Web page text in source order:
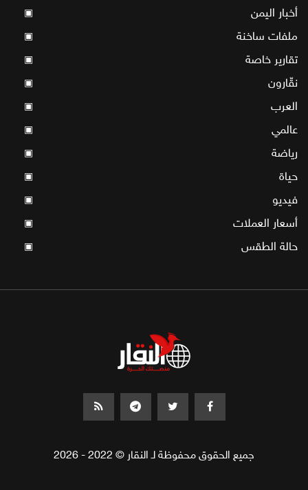
أخبار اليمن ▣
ملفات ساخنة ▣
تقارير خاصة ▣
نقّارون ▣
العرب ▣
عالمي ▣
رياضة ▣
حياة ▣
فيديو ▣
أسعار العملات ▣
حالة الطقس ▣
جميع الحقوق محفوظة لـ النقار © 2022 - 2026